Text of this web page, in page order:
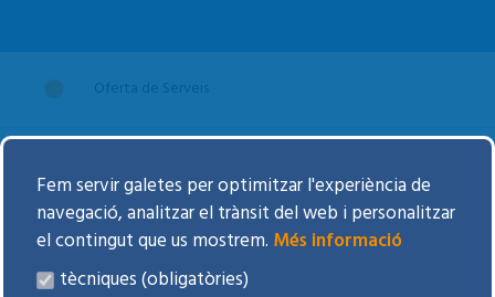
Tràmits freqüents i dubtes
Fem servir galetes per optimitzar l'experiència de
navegació, analitzar el trànsit del web i personalitzar
el contingut que us mostrem. Més informació
tècniques (obligatòries)